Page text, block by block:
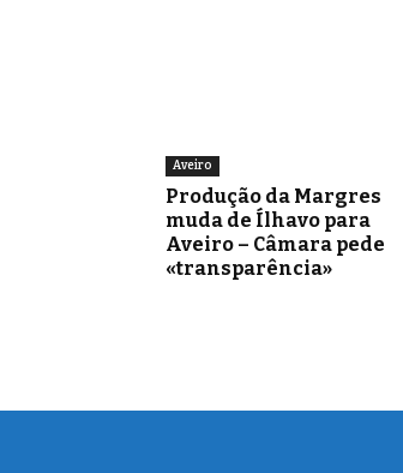
Aveiro
Produção da Margres
muda de Ílhavo para
Aveiro – Câmara pede
«transparência»